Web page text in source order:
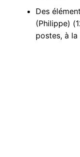
Des
(Philippe)
postes, à